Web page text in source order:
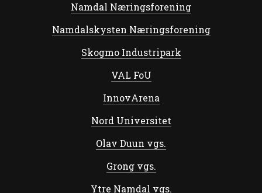
Namdal Næringsforening
Namdalskysten Næringsforening
Skogmo Industripark
VAL FoU
InnovArena
Nord Universitet
Olav Duun vgs.
Grong vgs.
Ytre Namdal vgs.